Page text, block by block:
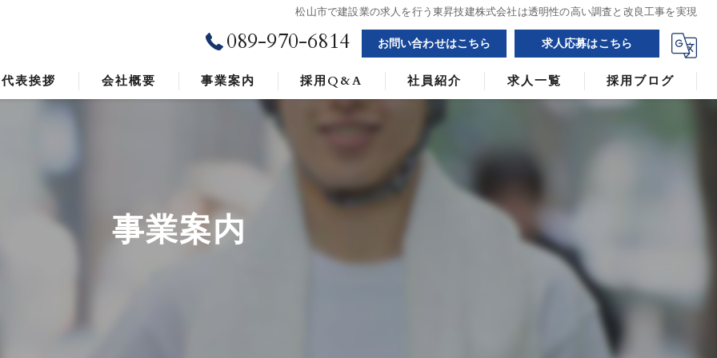
松山市で建設業の求人を行う東昇技建株式会社は透明性の高い調査と改良工事を実現
089-970-6814 お問い合わせはこちら 求人応募はこちら
代表挨拶 会社概要 事業案内 採用Q&A 社員紹介 求人一覧 採用ブログ
事業案内